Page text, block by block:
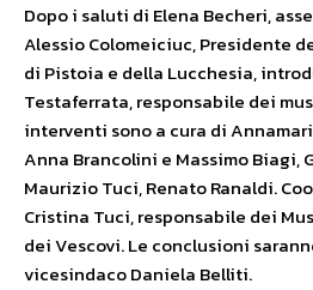
Dopo i saluti di Elena Becheri,
Alessio Colomeiciuc, Presidente
di Pistoia e della Lucchesia,
Testaferrata, responsabile dei
interventi sono a cura di
Anna Brancolini e Massimo Biagi,
Maurizio Tuci, Renato Ranaldi.
Cristina Tuci, responsabile dei
dei Vescovi. Le conclusioni
vicesindaco Daniela Belliti.